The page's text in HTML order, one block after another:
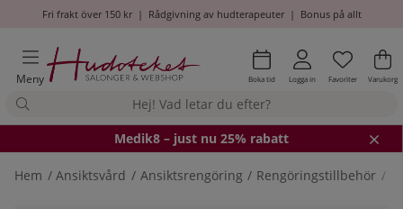
Fri frakt över 150 kr| Rådgivning av hudterapeuter| Bonus på allt
Meny Boka tid Logga in Antal i
.
Favoriter .
Varukorg
Medik8 – just nu 25% rabatt
Hem Ansiktsvård Ansiktsrengöring Rengöringstillbehör